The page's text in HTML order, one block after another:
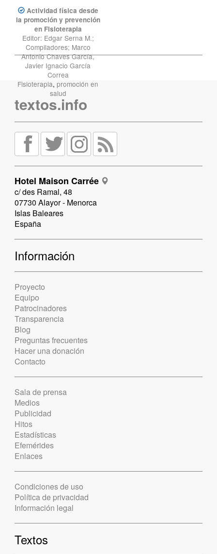
Actividad física desde
la promoción y prevención
en Fisioterapia
Editor: Edgar Serna M.;
Compiladores; Marco
Antonio Chaves García,
Javier Ignacio García
Correa
Fisioterapia, promoción en
salud
textos.info
Hotel Maison Carrée
c/ des Ramal, 48
07730 Alayor - Menorca
Islas Baleares
España
Información
Proyecto
Equipo
Patrocinadores
Transparencia
Blog
Preguntas frecuentes
Hacer una donación
Contacto
Sala de prensa
Medios
Publicidad
Hitos
Estadísticas
Efemérides
Enlaces
Condiciones de uso
Política de privacidad
Información legal
Textos